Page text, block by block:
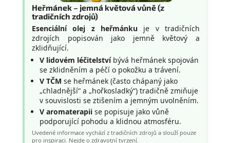
Heřmánek – jemná květová vůně (z
tradičních zdrojů)
Esenciální olej z heřmánku je v tradičních
zdrojích popisován jako jemně květový a
zklidňující.
V lidovém léčitelstvíbývá heřmánek spojován
se zklidněním a péčí o pokožku a trávení.
V TČM se heřmánek (často chápaný jako
„chladnější“ a „hořkosladký“) tradičně zmiňuje
v souvislosti se ztišením a jemným uvolněním.
V aromaterapii se popisuje jako vůně
podporující pohodu a klidnou atmosféru.
Uvedené informace vychází z tradičních zdrojů a slouží pouze
pro inspiraci. Nejde o zdravotní tvrzení.